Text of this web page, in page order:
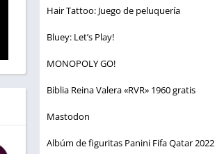
Hair Tattoo: Juego de peluquería
Bluey: Let’s Play!
MONOPOLY GO!
Biblia Reina Valera «RVR» 1960 gratis
Mastodon
Albúm de figuritas Panini Fifa Qatar 2022